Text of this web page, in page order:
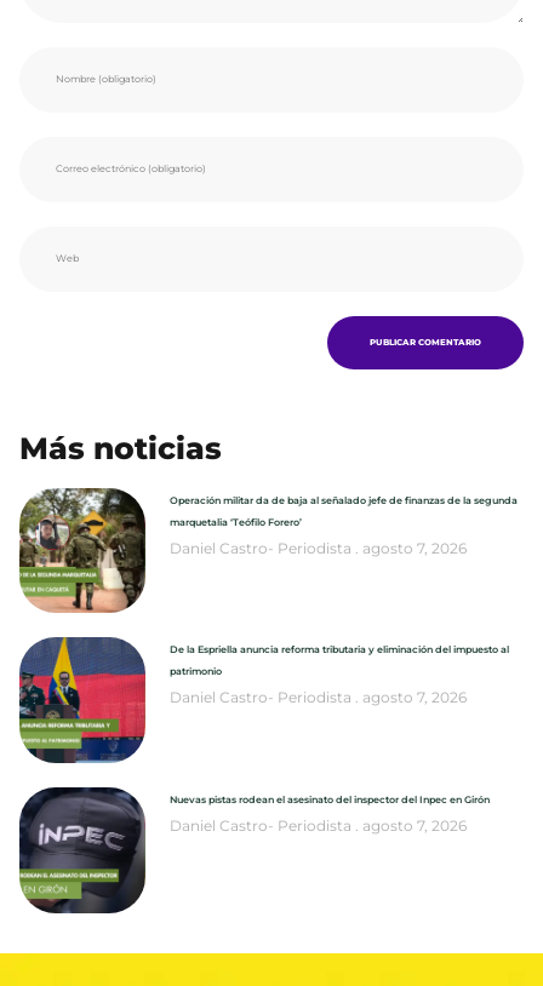
Más noticias
Operación militar da de baja al señalado jefe de finanzas de la segunda
marquetalia ‘Teófilo Forero’
Daniel Castro- Periodista agosto 7, 2026
De la Espriella anuncia reforma tributaria y eliminación del impuesto al
patrimonio
Daniel Castro- Periodista agosto 7, 2026
Nuevas pistas rodean el asesinato del inspector del Inpec en Girón
Daniel Castro- Periodista agosto 7, 2026